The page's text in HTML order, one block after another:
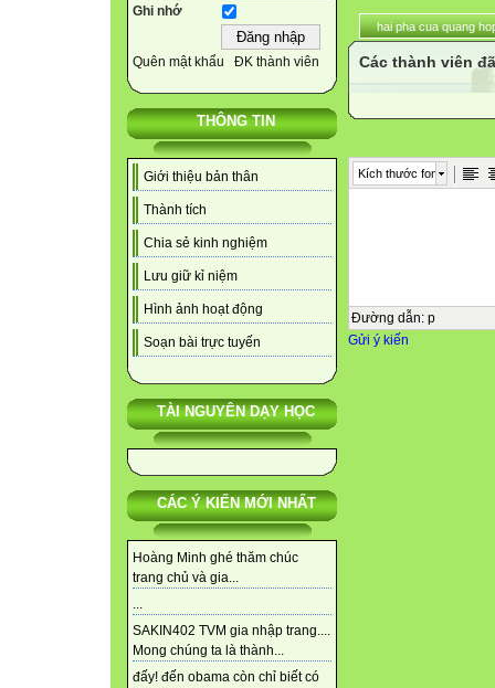
Ghi nhớ
Quên mật khẩu ĐK thành viên
THÔNG TIN
Giới thiệu bản thân
Thành tích
Chia sẻ kinh nghiệm
Lưu giữ kỉ niệm
Hình ảnh hoạt động
Soạn bài trực tuyến
TÀI NGUYÊN DẠY HỌC
CÁC Ý KIẾN MỚI NHẤT
Hoàng Minh ghé thăm chúc
trang chủ và gia...
...
SAKIN402 TVM gia nhập trang....
Mong chúng ta là thành...
đấy! đến obama còn chỉ biết có
hai pha cua quang
Các thành viên
Kích thước font
Đường dẫn: p
Gửi ý kiến